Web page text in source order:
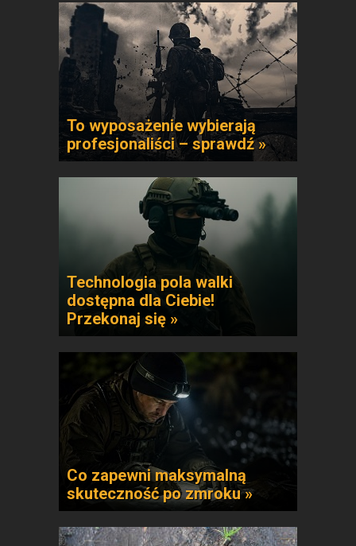
To wyposażenie wybierają
profesjonaliści – sprawdź »
Technologia pola walki
dostępna dla Ciebie!
Przekonaj się »
Co zapewni maksymalną
skuteczność po zmroku »